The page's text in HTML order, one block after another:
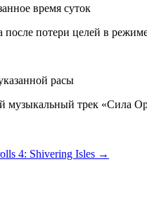
время суток
потери целей в
расы
музыкальный трек «Сила
4: Shivering Isles →